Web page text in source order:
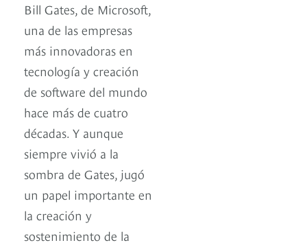
Bill Gates, de Microsoft,
una de las empresas
más innovadoras en
tecnología y creación
de software del mundo
hace más de cuatro
décadas. Y aunque
siempre vivió a la
sombra de Gates, jugó
un papel importante en
la creación y
sostenimiento de la